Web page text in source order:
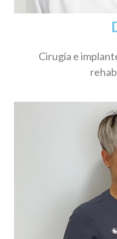
Cirugía e